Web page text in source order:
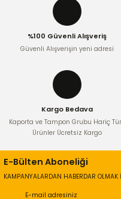
%100 Güvenli Alışveriş
Güvenli Alışverişin yeni adresi
Kargo Bedava
Kaporta ve Tampon Grubu Hariç
Ürünler Ücretsiz Kargo
E-Bülten Aboneliği
KAMPANYALARDAN HABERDAR OLMAK